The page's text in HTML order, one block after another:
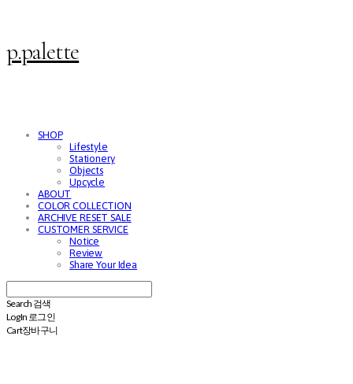
p.palette
SHOP
Lifestyle
Stationery
Objects
Upcycle
ABOUT
COLOR COLLECTION
ARCHIVE RESET SALE
CUSTOMER SERVICE
Notice
Review
Share Your Idea
Search 검색
Log In 로그인
Cart장바구니